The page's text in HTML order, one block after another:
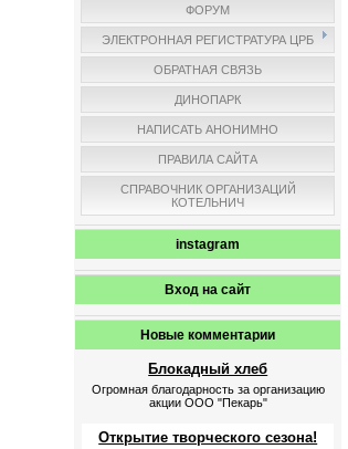
ФОРУМ
ЭЛЕКТРОННАЯ РЕГИСТРАТУРА ЦРБ
ОБРАТНАЯ СВЯЗЬ
ДИНОПАРК
НАПИСАТЬ АНОНИМНО
ПРАВИЛА САЙТА
СПРАВОЧНИК ОРГАНИЗАЦИЙ
КОТЕЛЬНИЧ
instagram
Вход на сайт
Новые комментарии
Блокадный хлеб
Огромная благодарность за организацию
акции ООО "Пекарь"
Открытие творческого сезона!